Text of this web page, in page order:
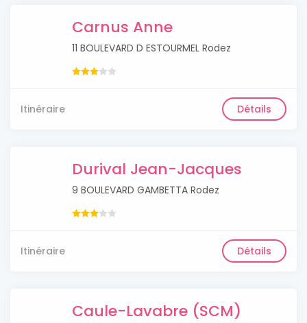
Carnus Anne
11 BOULEVARD D ESTOURMEL Rodez
Itinéraire Détails
Durival Jean-Jacques
9 BOULEVARD GAMBETTA Rodez
Itinéraire Détails
Caule-Lavabre (SCM)